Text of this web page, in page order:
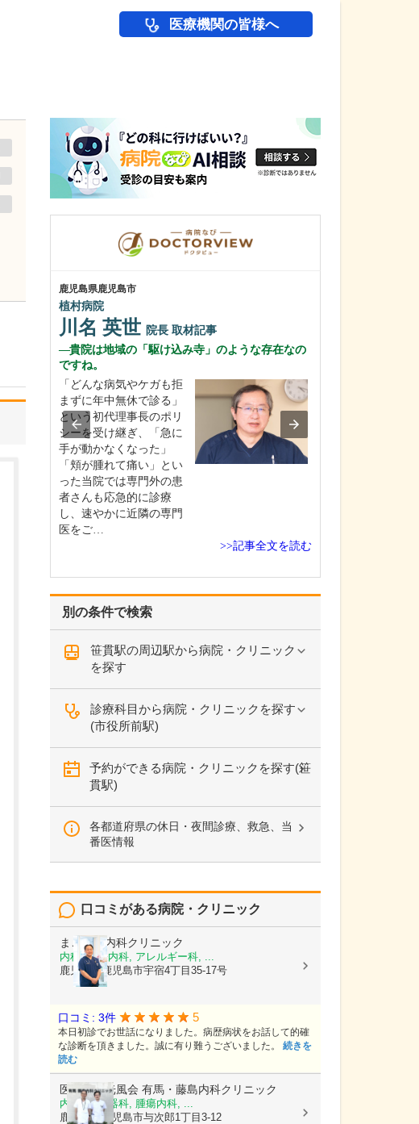
医療機関の皆様へ
別の条件で検索
笹貫駅の周辺駅から病院・クリニック
を探す
診療科目から病院・クリニックを探す
(市役所前駅)
予約ができる病院・クリニックを探す(笹
貫駅)
各都道府県の休日・夜間診療、救急、当
番医情報
口コミがある病院・クリニック
まごころ内科クリニック
内科, 神経内科, アレルギー科, ...
鹿児島県鹿児島市宇宿4丁目35-17号
口コミ: 3件 5
本日初診でお世話になりました。病歴病状をお話して的確
な診断を頂きました。誠に有り難うございました。 続きを
読む
医療法人光風会 有馬・藤島内科クリニック
内科, 消化器科, 腫瘍内科, ...
鹿児島県鹿児島市与次郎1丁目3-12
鹿児島県鹿児島市
植村病院
川名 英世 院長 取材記事
貴院は地域の「駆け込み寺」のような存在なの
ですね。
「どんな病気やケガも拒
まずに年中無休で診る」
という初代理事長のポリ
シーを受け継ぎ、「急に
手が動かなくなった」
「頬が腫れて痛い」とい
った当院では専門外の患
者さんも応急的に診療
し、速やかに近隣の専門
医をご…
>>記事全文を読む